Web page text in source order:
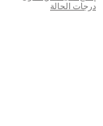
درجات الحالة